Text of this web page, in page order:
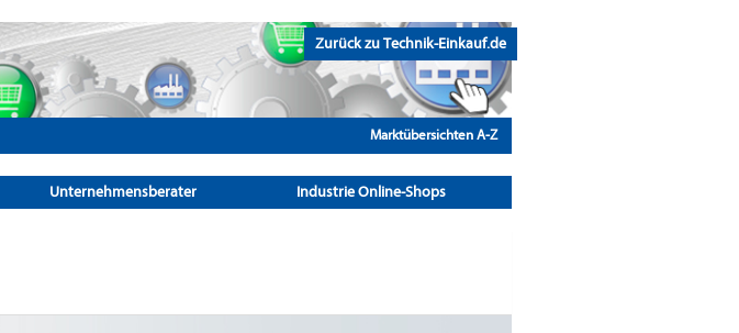
Zurück zu Technik-Einkauf.de
Marktübersichten A-Z
Unternehmensberater Industrie Online-Shops